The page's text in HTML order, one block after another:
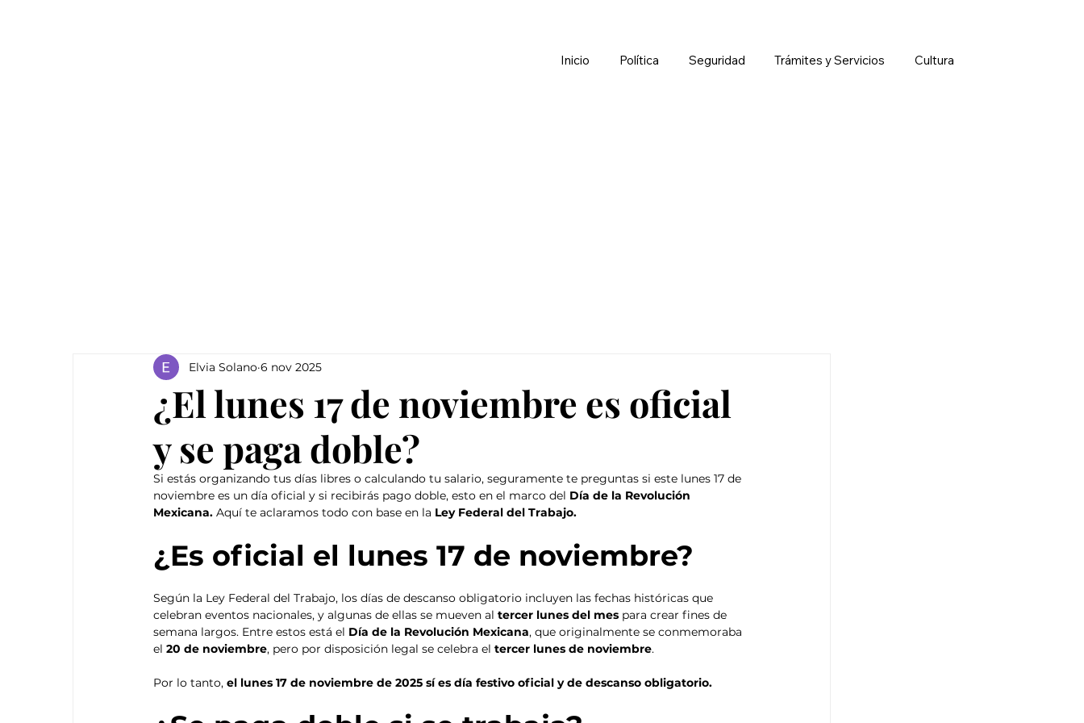
Inicio Política Seguridad Trámites y Servicios Cultura
¿El lunes 17 de noviembre es oficial
y se paga doble?
Elvia Solano 6 nov 2025
Si estás organizando tus días libres o calculando tu salario, seguramente te preguntas si este lunes 17 de
noviembre es un día oficial y si recibirás pago doble, esto en el marco del Día de la Revolución
Mexicana. Aquí te aclaramos todo con base en la Ley Federal del Trabajo.
¿Es oficial el lunes 17 de noviembre?
Según la Ley Federal del Trabajo, los días de descanso obligatorio incluyen las fechas históricas que
celebran eventos nacionales, y algunas de ellas se mueven al tercer lunes del mes para crear fines de
semana largos. Entre estos está el Día de la Revolución Mexicana, que originalmente se conmemoraba
el 20 de noviembre, pero por disposición legal se celebra el tercer lunes de noviembre.
Por lo tanto, el lunes 17 de noviembre de 2025 sí es día festivo oficial y de descanso obligatorio.